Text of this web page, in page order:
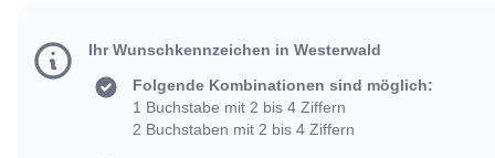
Ihr Wunschkennzeichen in Westerwald
Folgende Kombinationen sind möglich:
1 Buchstabe mit 2 bis 4 Ziffern
2 Buchstaben mit 2 bis 4 Ziffern